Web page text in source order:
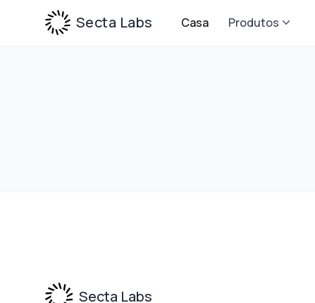
Secta Labs Casa Produtos
Secta Labs